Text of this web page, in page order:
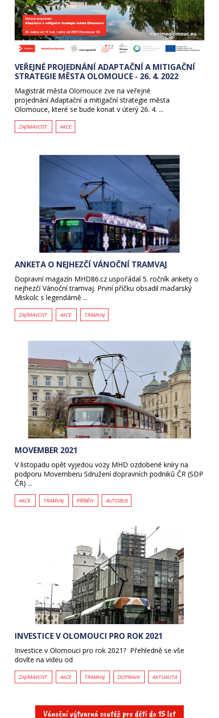
VEŘEJNÉ PROJEDNÁNÍ ADAPTAČNÍ A MITIGAČNÍ
STRATEGIE MĚSTA OLOMOUCE - 26. 4. 2022
Magistrát města Olomouce zve na veřejné
projednání Adaptační a mitigační strategie města
Olomouce, které se bude konat v úterý 26. 4. ...
ZAJÍMAVOST AKCE
ANKETA O NEJHEZČÍ VÁNOČNÍ TRAMVAJ
Dopravní magazín MHD86.cz uspořádal 5. ročník ankety o
nejhezčí Vánoční tramvaj. První příčku obsadil maďarský
Miskolc s legendárně ...
ZAJÍMAVOST AKCE TRAMVAJ
MOVEMBER 2021
V listopadu opět vyjedou vozy MHD ozdobené kníry na
podporu Movemberu Sdružení dopravních podniků ČR (SDP
ČR) ...
AKCE TRAMVAJ PŘÍBĚH AUTOBUS
INVESTICE V OLOMOUCI PRO ROK 2021
Investice v Olomouci pro rok 2021? Přehledně se vše
dovíte na videu od
ZAJÍMAVOST AKCE TRAMVAJ DOPRAVA AKTUALITA